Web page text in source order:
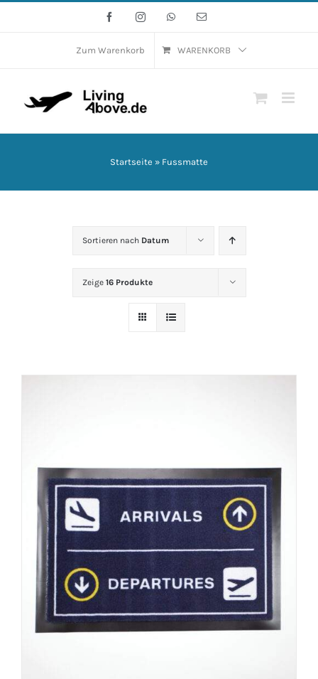
FacebookInstagramWhatsApp
E-
Zum Warenkorb WARENKORB
Startseite » Fussmatte
Sortieren nach Datum
Zeige 16 Produkte